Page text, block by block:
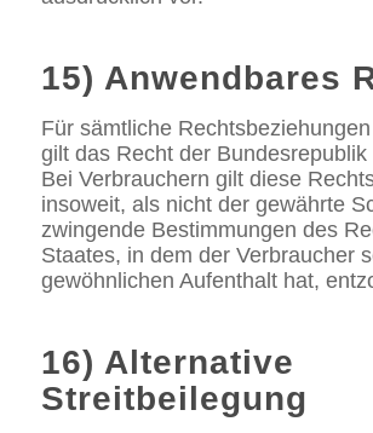
15) Anwendbares
Für sämtliche
gilt das Recht der
Bei Verbrauchern gilt diese
insoweit, als nicht der gewährte
zwingende Bestimmungen des
Staates, in dem der Verbraucher
gewöhnlichen Aufenthalt hat,
16) Alternative
Streitbeilegung